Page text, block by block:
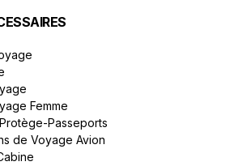
Femme
Passeports
de Voyage Avion